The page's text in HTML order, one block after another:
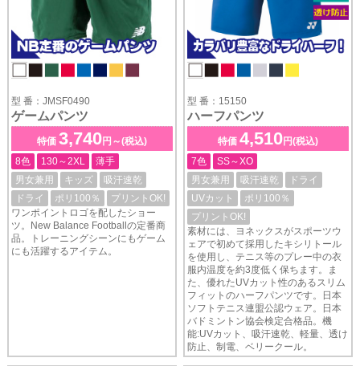
型 番：JMSF0490
ゲームパンツ
特価 3,740円～(税込)
8色
130～2XL
薄手
男女兼用
キッズ
吸汗速乾
ドライ
ポリ100％
プリントOK!
ワンポイントロゴを配したショー
ツ。New Balance Footballの定番商
品。トレーニングシーンにもゲーム
にも活躍するアイテム。
型 番：15150
ハーフパンツ
特価 4,510円(税込)
7色
SS～XO
男女兼用
吸汗速乾
ドライ
UVカット
ポリ100％
プリントOK!
素材には、ヨネックスがスポーツウ
ェアで初めて採用したキシリトール
を使用し、テニス等のプレー中の衣
服内温度を約3度低く保ちます。ま
た、優れたUVカット性のあるスリム
フィットのハーフパンツです。日本
ソフトテニス連盟公認ウェア。日本
バドミントン協会検定合格品。機
能:UVカット、吸汗速乾、軽量、透け
防止、制電、ベリークール。